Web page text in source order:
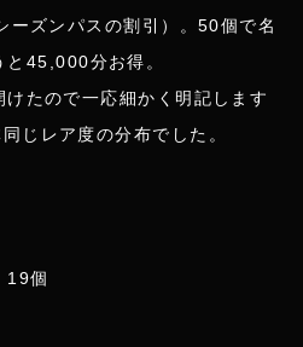
ーズンパスの割引）。50個で名
45,000分お得。
たので一応細かく明記します
じレア度の分布でした。
個